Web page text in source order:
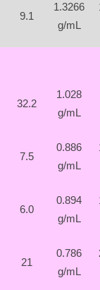
9.1
1.3266
g/mL
32.2
1.028
g/mL
7.5
0.886
g/mL
6.0
0.894
g/mL
21
0.786
g/mL